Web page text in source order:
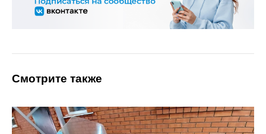
Смотрите также